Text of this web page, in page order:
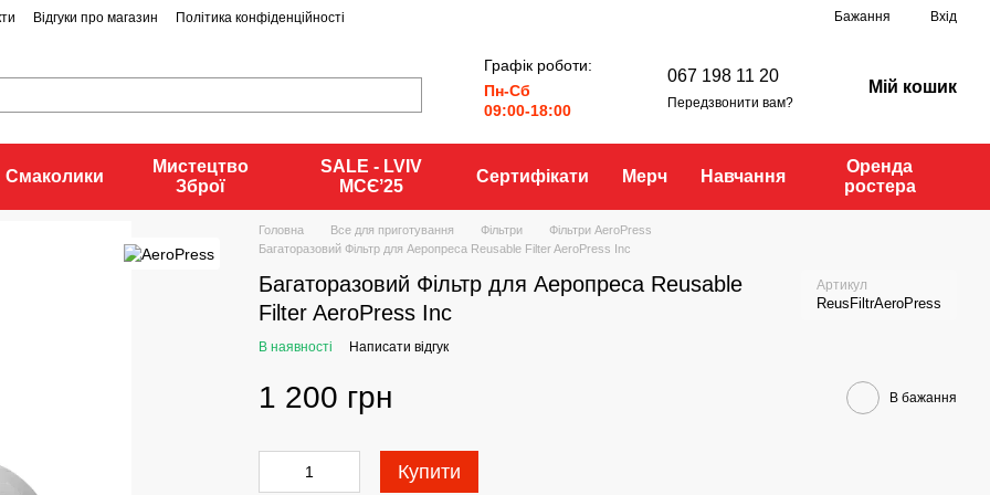
Відгуки про магазин Політика конфіденційності Бажання Вхід
Графік роботи:
Пн-Сб
09:00-18:00
067 198 11 20
Передзвонити вам?
Мій кошик
Смаколики
Мистецтво
Зброї
SALE - LVIV
MCЄʼ25
Сертифікати Мерч Навчання
Оренда
ростера
Головна Все для приготування Фільтри
Фільтри AeroPress
Багаторазовий Фільтр для Аеропреса Reusable Filter AeroPress Inc
Багаторазовий Фільтр для Аеропреса Reusable
Filter AeroPress Inc
Артикул
ReusFiltrAeroPress
В наявності Написати відгук
1 200 грн В бажання
Купити